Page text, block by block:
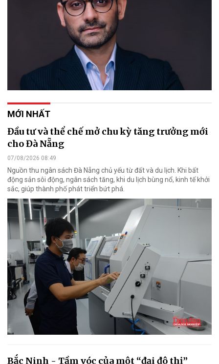
MỚI NHẤT
Đầu tư và thể chế mở chu kỳ tăng trưởng mới
cho Đà Nẵng
07/08/2026 08:49
Nguồn thu ngân sách Đà Nẵng chủ yếu từ đất và du lịch. Khi bất
động sản sôi động, ngân sách tăng, khi du lịch bùng nổ, kinh tế khởi
sắc, giúp thành phố phát triển bứt phá.
Bắc Ninh - Tầm vóc của một “đại đô thị”